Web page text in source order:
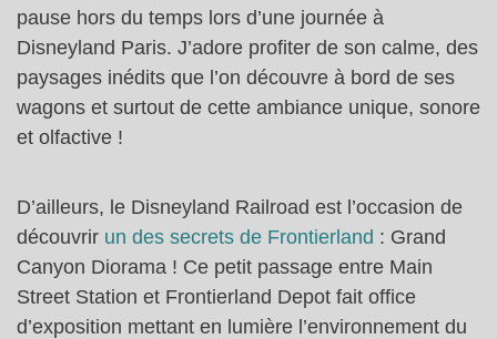
pause hors du temps lors d’une journée à
Disneyland Paris. J’adore profiter de son calme, des
paysages inédits que l’on découvre à bord de ses
wagons et surtout de cette ambiance unique, sonore
et olfactive !
D’ailleurs, le Disneyland Railroad est l’occasion de
découvrir un des secrets de Frontierland : Grand
Canyon Diorama ! Ce petit passage entre Main
Street Station et Frontierland Depot fait office
d’exposition mettant en lumière l’environnement du